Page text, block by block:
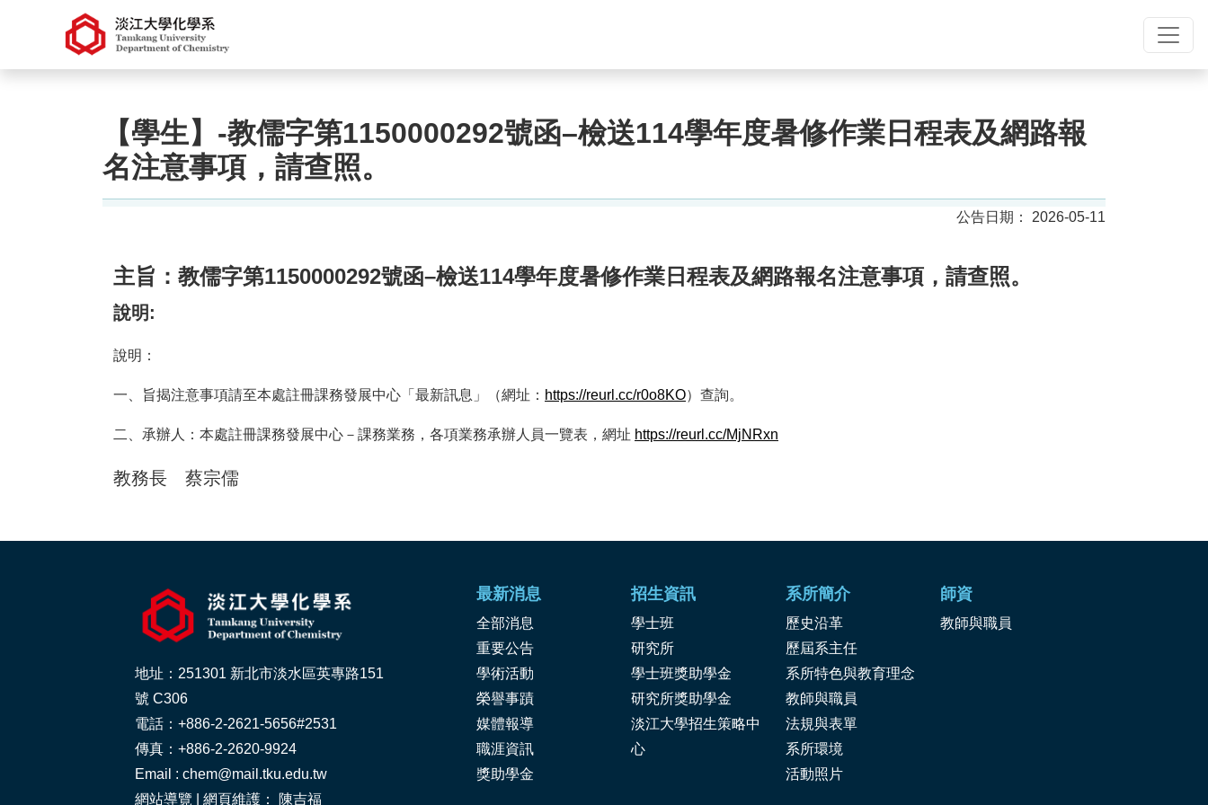
【學生】-教儒字第1150000292號函–檢送114學年度暑修作業日程表及網路報
名注意事項，請查照。
2026-05-11
主旨： 教儒字第1150000292號函–檢送114學年度暑修作業日程表及網路報名注意事項，請查照。
說明:
說明：
一、旨揭注意事項請至本處註冊課務發展中心「最新訊息」（網址： https://reurl.cc/r0o8KO）查詢。
二、承辦人：本處註冊課務發展中心－課務業務，各項業務承辦人員一覽表，網址 https://reurl.cc/MjNRxn
教務長 蔡宗儒
地址：251301 新北市淡水區英專路151
號 C306
電話：+886-2-2621-5656#2531
傳真：+886-2-2620-9924
Email : chem@mail.tku.edu.tw
網站導覽 | 網頁維護： 陳吉福
最新消息
全部消息
重要公告
學術活動
榮譽事蹟
媒體報導
職涯資訊
獎助學金
招生資訊
學士班
研究所
學士班獎助學金
研究所獎助學金
淡江大學招生策略中
心
系所簡介
歷史沿革
歷屆系主任
系所特色與教育理念
教師與職員
法規與表單
系所環境
活動照片
師資
教師與職員